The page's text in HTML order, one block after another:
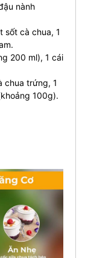
nành
sốt cà chua, 1
200 ml), 1 cái
chua trứng, 1
100g).